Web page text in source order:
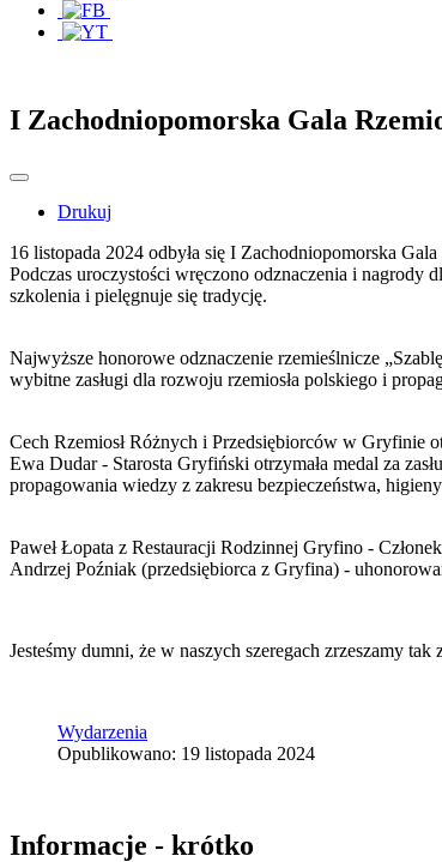
I Zachodniopomorska Gala
Drukuj
16 listopada 2024 odbyła się I Zachodniopomorska
Podczas uroczystości wręczono odznaczenia i nagrody
szkolenia i pielęgnuje się tradycję.
Najwyższe honorowe odznaczenie rzemieślnicze
wybitne zasługi dla rozwoju rzemiosła polskiego i
Cech Rzemiosł Różnych i Przedsiębiorców w Gryfinie
Ewa Dudar - Starosta Gryfiński otrzymała medal za
propagowania wiedzy z zakresu bezpieczeństwa,
Paweł Łopata z Restauracji Rodzinnej Gryfino -
Andrzej Poźniak (przedsiębiorca z Gryfina) -
Jesteśmy dumni, że w naszych szeregach zrzeszamy
Wydarzenia
Opublikowano: 19 listopada 2024
Informacje - krótko